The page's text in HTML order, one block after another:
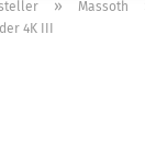
» Massoth
4K III